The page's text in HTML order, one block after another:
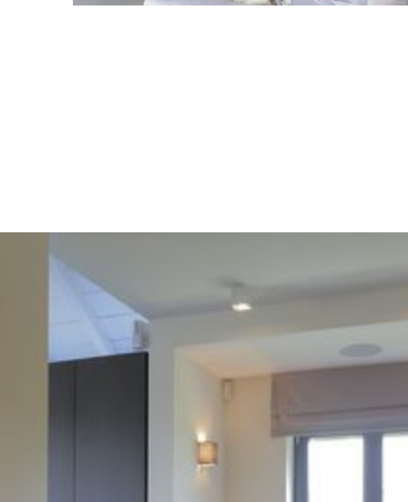
Implantée au cœur d’un environnement naturel à
Bonlez, cette villa au caractère classique appartient à
des propriétaires d’une cinquantaine d’années,